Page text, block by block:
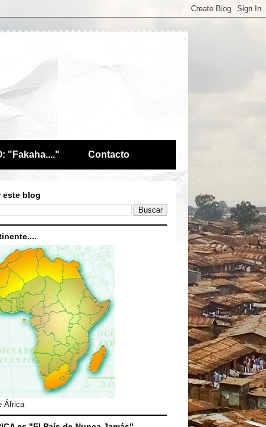
"Fakaha...." Contacto
este blog
África